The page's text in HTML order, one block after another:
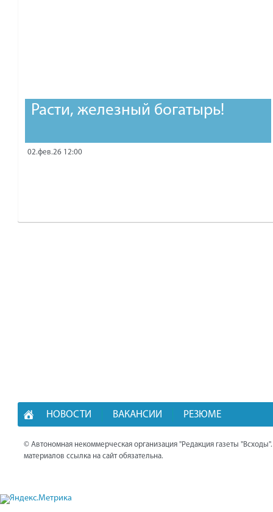
Расти, железный богатырь!
02.фев.26 12:00
НОВОСТИ ВАКАНСИИ РЕЗЮМЕ
© Автономная некоммерческая организация "Редакция газеты
материалов ссылка на сайт обязательна.